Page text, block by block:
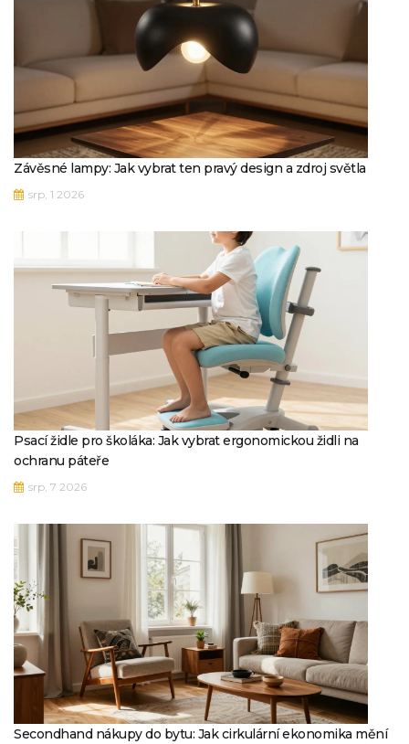
Závěsné lampy: Jak vybrat ten pravý design a zdroj světla
srp, 1 2026
Psací židle pro školáka: Jak vybrat ergonomickou židli na
ochranu páteře
srp, 7 2026
Secondhand nákupy do bytu: Jak cirkulární ekonomika mění